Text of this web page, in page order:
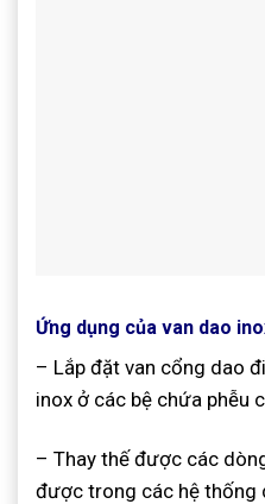
Ứng dụng của van dao
– Lắp đặt van cổng dao
inox ở các bệ chứa phễu
– Thay thế được các
được trong các hệ thống